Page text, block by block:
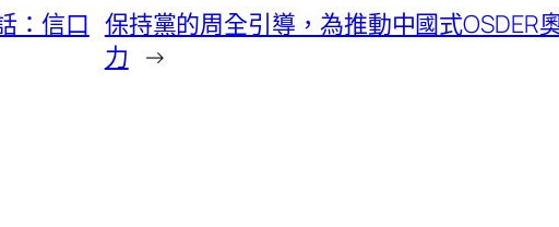
：信口 保持黨的周全引導，為推動中國式OSDER
力 →